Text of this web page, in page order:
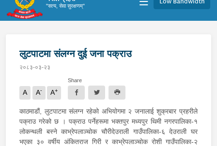
"सत्य, सेवा सुरक्षणम्"
लुटपाटमा संलग्न दुई जना पक्राउ
२०८३-०३-२३
A A- A+
Share
काठमाडौं, लुटपाटमा संलग्न रहेको अभियोगमा २ जनालाई शुक्रबार प्रहरीले
पक्राउ गरेको छ । पक्राउ पर्नेहरूमा भक्तपुर मध्यपुर थिमी नगरपालिका-१
लोकन्थली बस्ने काभ्रेपलाञ्चोक चौरीदेउराली गाउँपालिका-६ देउराली घर
भएका ३० वर्षीय अंकितराज गिरी र काभ्रेपलाञ्चोक रोशी गाउँपालिका-२